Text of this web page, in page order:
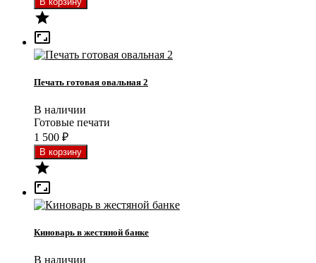


Печать готовая овальная 2
В наличии
Готовые печати
1 500 ₽


Киноварь в жестяной банке
В наличии